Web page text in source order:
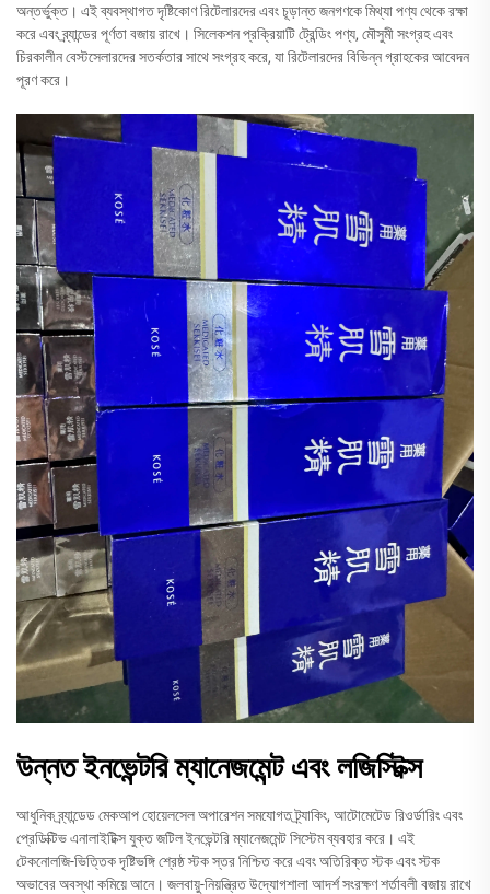
অন্তর্ভুক্ত। এই ব্যবস্থাগত দৃষ্টিকোণ রিটেলারদের এবং চূড়ান্ত জনগণকে মিথ্যা পণ্য থেকে রক্ষা
করে এবং ব্র্যান্ডের পূর্ণতা বজায় রাখে। সিলেকশন প্রক্রিয়াটি ট্রেন্ডিং পণ্য, মৌসুমী সংগ্রহ এবং
চিরকালীন বেস্টসেলারদের সতর্কতার সাথে সংগ্রহ করে, যা রিটেলারদের বিভিন্ন গ্রাহকের আবেদন
পূরণ করে।
উন্নত ইনভেন্টরি ম্যানেজমেন্ট এবং লজিস্টিক্স
আধুনিক ব্র্যান্ডেড মেকআপ হোয়েলসেল অপারেশন সমযোগত ট্র্যাকিং, আটোমেটেড রিওর্ডারিং এবং
প্রেডিক্টিভ এনালাইটিক্স যুক্ত জটিল ইনভেন্টরি ম্যানেজমেন্ট সিস্টেম ব্যবহার করে। এই
টেকনোলজি-ভিত্তিক দৃষ্টিভঙ্গি শ্রেষ্ঠ স্টক স্তর নিশ্চিত করে এবং অতিরিক্ত স্টক এবং স্টক
অভাবের অবস্থা কমিয়ে আনে। জলবায়ু-নিয়ন্ত্রিত উদ্যোগশালা আদর্শ সংরক্ষণ শর্তাবলী বজায় রাখে